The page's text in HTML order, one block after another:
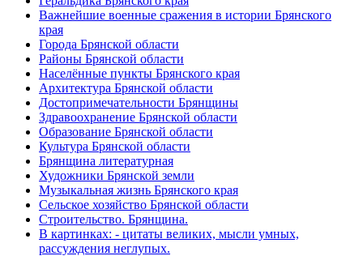
Важнейшие военные сражения в истории Брянского
края
Города Брянской области
Районы Брянской области
Населённые пункты Брянского края
Архитектура Брянской области
Достопримечательности Брянщины
Здравоохранение Брянской области
Образование Брянской области
Культура Брянской области
Брянщина литературная
Художники Брянской земли
Музыкальная жизнь Брянского края
Сельское хозяйство Брянской области
Строительство. Брянщина.
В картинках: - цитаты великих, мысли умных,
рассуждения неглупых.